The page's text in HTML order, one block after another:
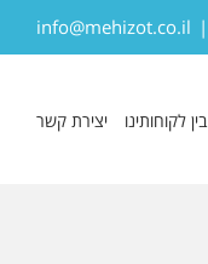
|
info@mehizot.co.il
בין לקוחותינו יצירת קשר